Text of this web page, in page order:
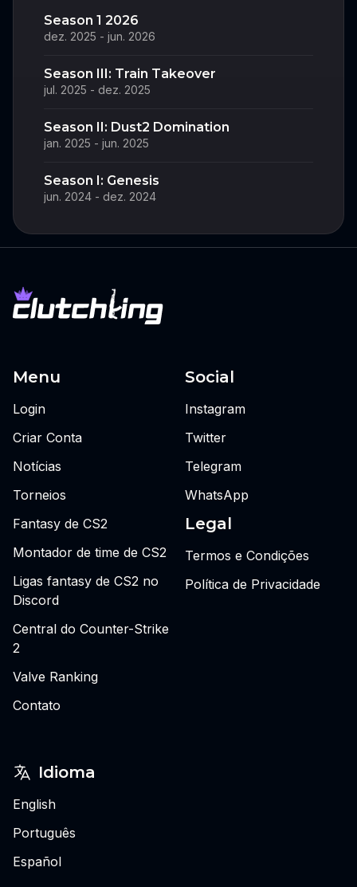
Season 1 2026
dez. 2025 - jun. 2026
Season III: Train Takeover
jul. 2025 - dez. 2025
Season II: Dust2 Domination
jan. 2025 - jun. 2025
Season I: Genesis
jun. 2024 - dez. 2024
Menu
Login
Criar Conta
Notícias
Torneios
Fantasy de CS2
Montador de time de CS2
Ligas fantasy de CS2 no
Discord
Central do Counter-Strike
2
Valve Ranking
Contato
Social
Instagram
Twitter
Telegram
WhatsApp
Legal
Termos e Condições
Política de Privacidade
Idioma
English
Português
Español